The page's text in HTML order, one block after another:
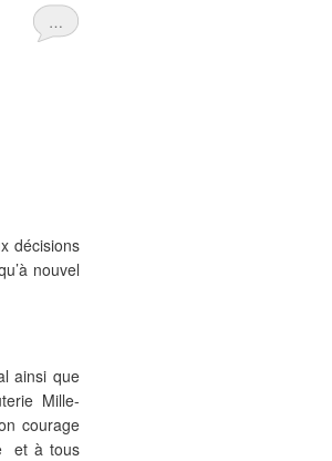
…
décisions
nouvel
ainsi que
Mille-
courage
et à tous